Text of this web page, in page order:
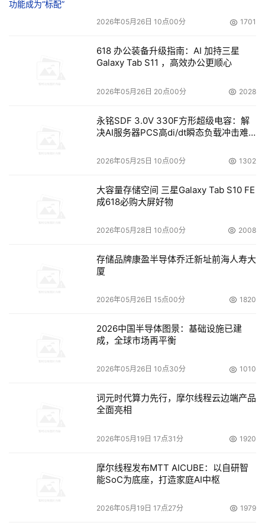
2026年05月26日 10点00分 1701
618 办公装备升级指南：AI 加持三星
Galaxy Tab S11 ，高效办公更顺心
2026年05月26日 20点00分 2028
永铭SDF 3.0V 330F方形超级电容：解
决AI服务器PCS高di/dt瞬态负载冲击难
2026年05月25日 10点00分 1302
大容量存储空间 三星Galaxy Tab S10 FE
成618必购大屏好物
2026年05月28日 10点00分 2008
存储品牌康盈半导体乔迁新址前海人寿大
厦
2026年05月26日 15点00分 1820
2026中国半导体图景：基础设施已建
成，全球市场再平衡
2026年05月26日 10点30分 1010
词元时代算力先行，摩尔线程云边端产品
全面亮相
2026年05月19日 17点31分 1920
摩尔线程发布MTT AICUBE：以自研智
能SoC为底座，打造家庭AI中枢
2026年05月19日 17点27分 1979